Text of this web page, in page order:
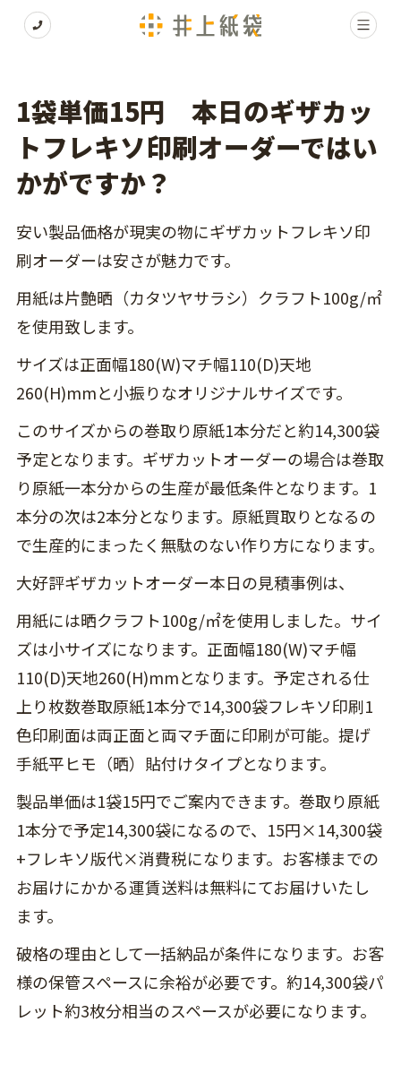
1袋単価15円 本日のギザカッ
トフレキソ印刷オーダーではい
かがですか？
安い製品価格が現実の物にギザカットフレキソ印
刷オーダーは安さが魅力です。
用紙は片艶晒（カタツヤサラシ）クラフト100g/㎡
を使用致します。
サイズは正面幅180(W)マチ幅110(D)天地
260(H)mmと小振りなオリジナルサイズです。
このサイズからの巻取り原紙1本分だと約14,300袋
予定となります。ギザカットオーダーの場合は巻取
り原紙一本分からの生産が最低条件となります。1
本分の次は2本分となります。原紙買取りとなるの
で生産的にまったく無駄のない作り方になります。
大好評ギザカットオーダー本日の見積事例は、
用紙には晒クラフト100g/㎡を使用しました。サイ
ズは小サイズになります。正面幅180(W)マチ幅
110(D)天地260(H)mmとなります。予定される仕
上り枚数巻取原紙1本分で14,300袋フレキソ印刷1
色印刷面は両正面と両マチ面に印刷が可能。提げ
手紙平ヒモ（晒）貼付けタイプとなります。
製品単価は1袋15円でご案内できます。巻取り原紙
1本分で予定14,300袋になるので、15円×14,300袋
+フレキソ版代×消費税になります。お客様までの
お届けにかかる運賃送料は無料にてお届けいたし
ます。
破格の理由として一括納品が条件になります。お客
様の保管スペースに余裕が必要です。約14,300袋パ
レット約3枚分相当のスペースが必要になります。